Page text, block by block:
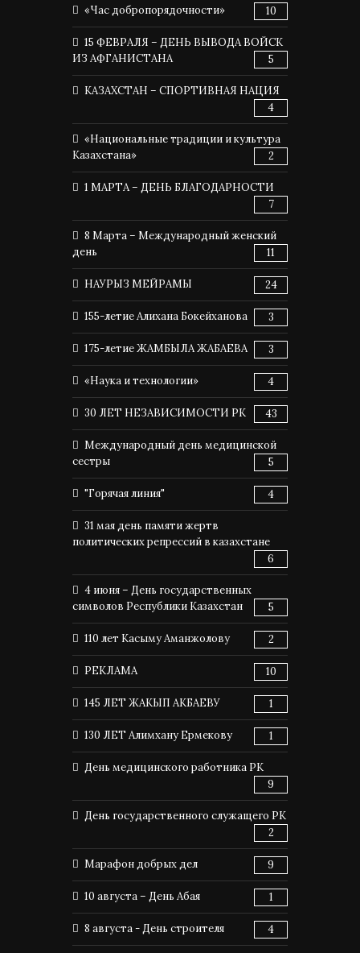
«Час добропорядочности» 10
15 ФЕВРАЛЯ – ДЕНЬ ВЫВОДА ВОЙСК
ИЗ АФГАНИСТАНА
5
КАЗАХСТАН – СПОРТИВНАЯ НАЦИЯ
4
«Национальные традиции и культура
Казахстана»
2
1 МАРТА – ДЕНЬ БЛАГОДАРНОСТИ
7
8 Марта – Международный женский
день
11
НАУРЫЗ МЕЙРАМЫ 24
155-летие Алихана Бокейханова 3
175-летие ЖАМБЫЛА ЖАБАЕВА 3
«Наука и технологии» 4
30 ЛЕТ НЕЗАВИСИМОСТИ РК 43
Международный день медицинской
сестры
5
"Горячая линия" 4
31 мая день памяти жертв
политических репрессий в казахстане
6
4 июня – День государственных
символов Республики Казахстан
5
110 лет Касыму Аманжолову 2
РЕКЛАМА 10
145 ЛЕТ ЖАКЫП АКБАЕВУ 1
130 ЛЕТ Алимхану Ермекову 1
День медицинского работника РК
9
День государственного служащего РК
2
Марафон добрых дел 9
10 августа – День Абая 1
8 августа - День строителя 4